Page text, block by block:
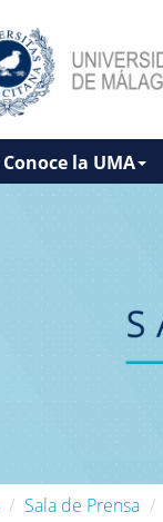
Conoce la UMA
Sala de Prensa